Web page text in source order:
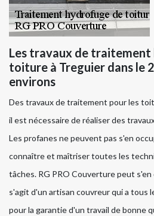
Les travaux de
toiture à Treguier dans le
environs
Des travaux de traitement pour les
il est nécessaire de réaliser des
Les profanes ne peuvent pas s'en
connaître et maîtriser toutes les
tâches. RG PRO Couverture peut s'en
s'agit d'un artisan couvreur qui a tous
pour la garantie d'un travail de bonne